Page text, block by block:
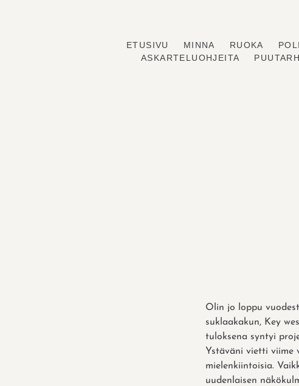
ETUSIVU MINNA RUOKA
ASKARTELUOHJEITA
Olin jo loppu
suklaakakun, Key
tuloksena syntyi
Ystäväni vietti viime
mielenkiintoisia.
uudenlaisen